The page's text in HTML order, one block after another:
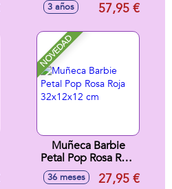
3 años 57,95 €
NOVEDAD
Muñeca Barbie
Petal Pop Rosa Roja
32x12x12 cm
36 meses 27,95 €